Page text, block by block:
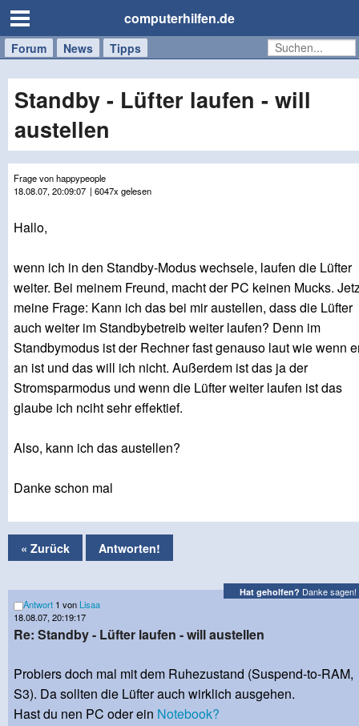
computerhilfen.de
Forum News Tipps
Handy
Tablet
Windows
Mac
Standby - Lüfter laufen - will
austellen
Frage von happypeople
18.08.07, 20:09:07 | 6047x gelesen
Hallo,
wenn ich in den Standby-Modus wechsele, laufen die Lüfter
weiter. Bei meinem Freund, macht der PC keinen Mucks.
meine Frage: Kann ich das bei mir austellen, dass die Lüfter
auch weiter im Standbybetreib weiter laufen? Denn im
Standbymodus ist der Rechner fast genauso laut wie wenn
an ist und das will ich nicht. Außerdem ist das ja der
Stromsparmodus und wenn die Lüfter weiter laufen ist das
glaube ich nciht sehr effektief.
Also, kann ich das austellen?
Danke schon mal
« Zurück Antworten!
Hat geholfen? Danke sagen!
Antwort 1 von Lisaa
18.08.07, 20:19:17
Re: Standby - Lüfter laufen - will austellen
Probiers doch mal mit dem Ruhezustand (Suspend-to-RAM,
S3). Da sollten die Lüfter auch wirklich ausgehen.
Hast du nen PC oder ein Notebook?